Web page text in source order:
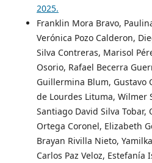
2025.
Franklin Mora Bravo,
Verónica Pozo Calderon,
Silva Contreras, Marisol
Osorio, Rafael Becerra
Guillermina Blum, Gustavo
de Lourdes Lituma, Wilmer
Santiago David Silva Tobar,
Ortega Coronel, Elizabeth
Brayan Rivilla Nieto,
Carlos Paz Veloz, Estefanía